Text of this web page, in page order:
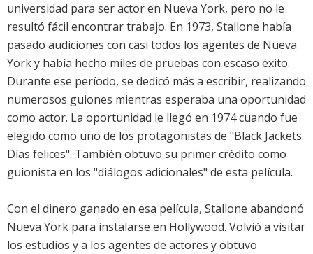
universidad para ser actor en Nueva York, pero no le
resultó fácil encontrar trabajo. En 1973, Stallone había
pasado audiciones con casi todos los agentes de Nueva
York y había hecho miles de pruebas con escaso éxito.
Durante ese período, se dedicó más a escribir, realizando
numerosos guiones mientras esperaba una oportunidad
como actor. La oportunidad le llegó en 1974 cuando fue
elegido como uno de los protagonistas de "Black Jackets.
Días felices". También obtuvo su primer crédito como
guionista en los "diálogos adicionales" de esta película.
Con el dinero ganado en esa película, Stallone abandonó
Nueva York para instalarse en Hollywood. Volvió a visitar
los estudios y a los agentes de actores y obtuvo